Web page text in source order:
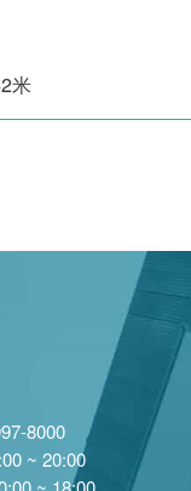
米
8000
~ 20:00